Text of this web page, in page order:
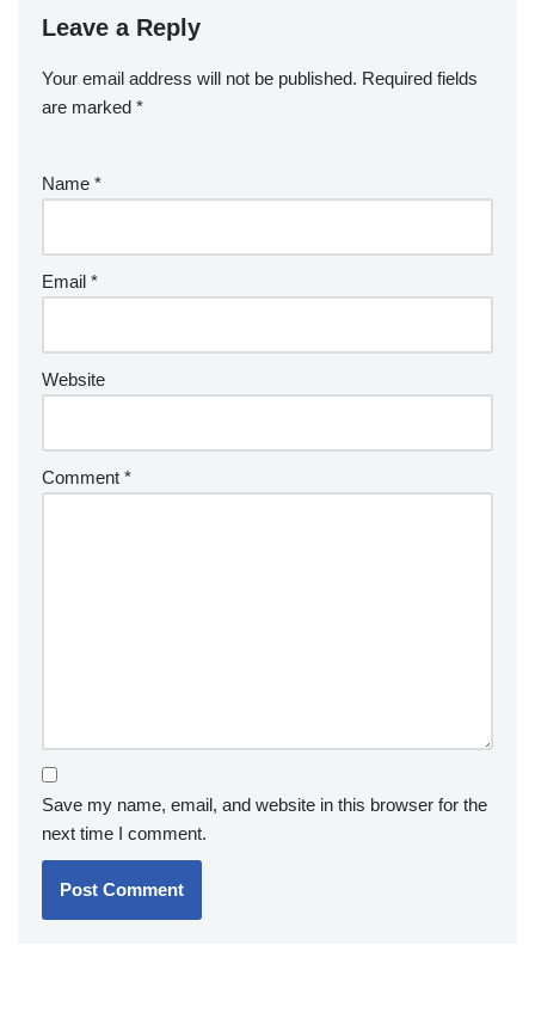
Leave a Reply
Your email address will not be published. Required fields
are marked *
Name *
Email *
Website
Comment *
Save my name, email, and website in this browser for the
next time I comment.